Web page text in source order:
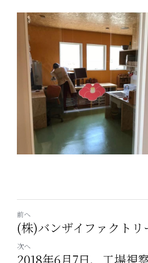
前へ
(株)バンザイファクトリ
次へ
2018年6月7日、工場視